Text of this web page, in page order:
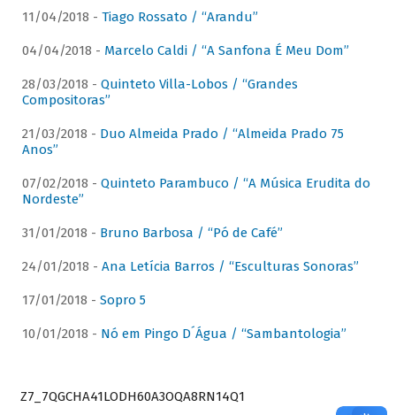
11/04/2018 - Tiago Rossato / “Arandu”
04/04/2018 - Marcelo Caldi / “A Sanfona É Meu Dom”
28/03/2018 - Quinteto Villa-Lobos / “Grandes
Compositoras”
21/03/2018 - Duo Almeida Prado / “Almeida Prado 75
Anos”
07/02/2018 - Quinteto Parambuco / “A Música Erudita do
Nordeste”
31/01/2018 - Bruno Barbosa / “Pó de Café”
24/01/2018 - Ana Letícia Barros / “Esculturas Sonoras”
17/01/2018 - Sopro 5
10/01/2018 - Nó em Pingo D´Água / “Sambantologia”
Z7_7QGCHA41LODH60A3OQA8RN14Q1